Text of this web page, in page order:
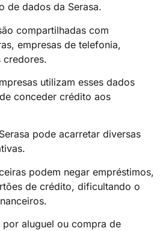
de dados da Serasa.
compartilhadas com
empresas de telefonia,
credores.
utilizam esses dados
conceder crédito aos
pode acarretar diversas
podem negar empréstimos,
de crédito, dificultando o
aluguel ou compra de